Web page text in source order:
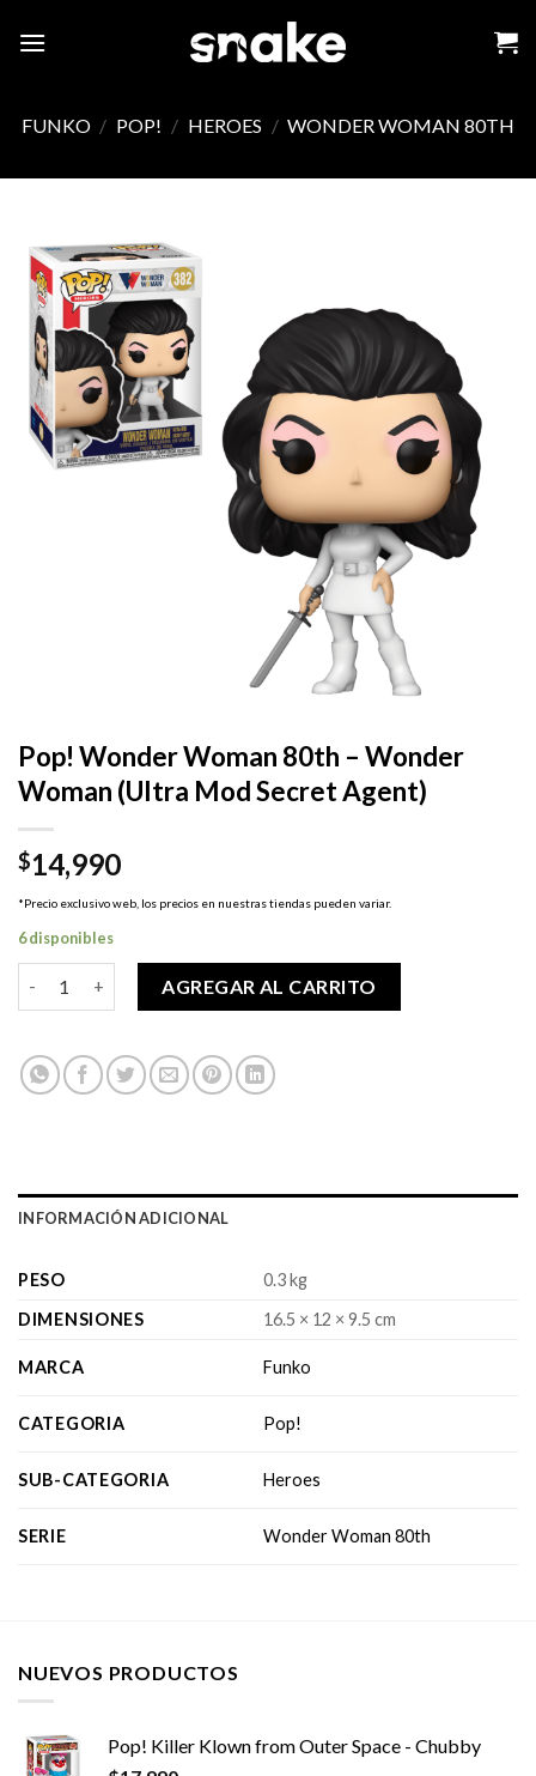
FUNKO / POP! / HEROES / WONDER WOMAN 80TH
Pop! Wonder Woman 80th – Wonder
Woman (Ultra Mod Secret Agent)
$14,990
*Precio exclusivo web, los precios en nuestras tiendas pueden variar.
6 disponibles
AGREGAR AL CARRITO
INFORMACIÓN ADICIONAL
PESO
0.3 kg
DIMENSIONES
16.5 × 12 × 9.5 cm
MARCA Funko
CATEGORIA Pop!
SUB-CATEGORIA Heroes
SERIE Wonder Woman 80th
NUEVOS PRODUCTOS
Pop! Killer Klown from Outer Space - Chubby